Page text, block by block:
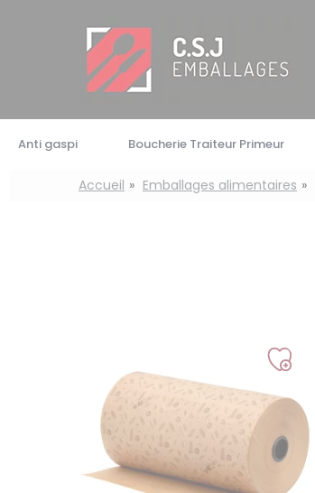
Anti gaspi Boucherie Traiteur Primeur
Accueil Emballages alimentaires